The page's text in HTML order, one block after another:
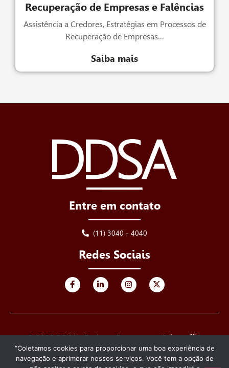
Recuperação de Empresas e Falências
Assistência a Credores, Estratégias em Processos de
Recuperação de Empresas…
Saiba mais
Entre em contato
(11) 3040 - 4040
Redes Sociais
© 2025 DDSA - De Luca, Derenusson, Schuttoff &
Advogados. Todos os direitos reservados.
“Coletamos cookies para proporcionar uma boa experiência de
navegação e aprimorar nossos serviços. Você tem a opção de